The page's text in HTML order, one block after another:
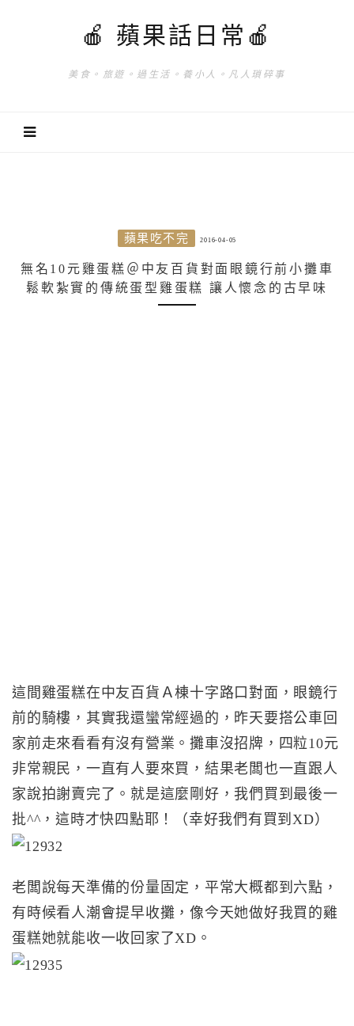
🍎 蘋果話日常🍎
美食。旅遊。過生活。養小人。凡人瑣碎事
蘋果吃不完 2016-04-05
無名10元雞蛋糕＠中友百貨對面眼鏡行前小攤車
鬆軟紮實的傳統蛋型雞蛋糕 讓人懷念的古早味
這間雞蛋糕在中友百貨Ａ棟十字路口對面，眼鏡行
前的騎樓，其實我還蠻常經過的，昨天要搭公車回
家前走來看看有沒有營業。攤車沒招牌，四粒10元
非常親民，一直有人要來買，結果老闆也一直跟人
家說拍謝賣完了。就是這麼剛好，我們買到最後一
批^^，這時才快四點耶！（幸好我們有買到XD）
老闆說每天準備的份量固定，平常大概都到六點，
有時候看人潮會提早收攤，像今天她做好我買的雞
蛋糕她就能收一收回家了XD。